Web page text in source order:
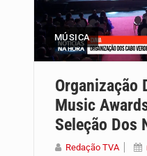
MÚSICA
Organização
Music
Seleção Dos
Redação TVA